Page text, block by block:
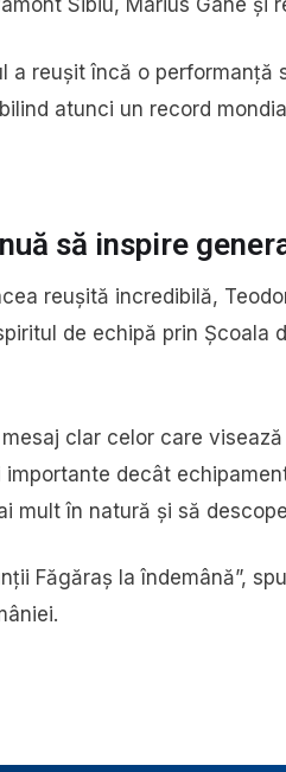
Sibiu, Marius Gane și
a reușit încă o performanță
atunci un record
să inspire
reușită incredibilă,
de echipă prin Școala
clar celor care
decât
mult în natură și să
Făgăraș la îndemână”,